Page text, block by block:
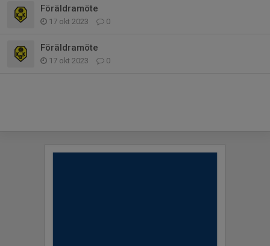
Föräldramöte
17 okt 2023 0
Föräldramöte
17 okt 2023 0